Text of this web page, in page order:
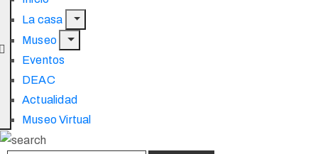
La casa
Museo
Eventos
DEAC
Actualidad
Museo Virtual